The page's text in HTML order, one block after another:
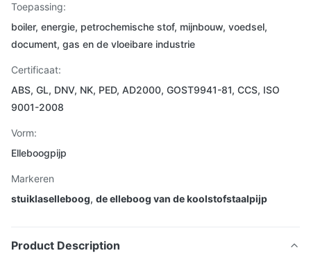
Toepassing:
boiler, energie, petrochemische stof, mijnbouw, voedsel,
document, gas en de vloeibare industrie
Certificaat:
ABS, GL, DNV, NK, PED, AD2000, GOST9941-81, CCS, ISO
9001-2008
Vorm:
Elleboogpijp
Markeren
stuiklaselleboog, de elleboog van de koolstofstaalpijp
Product Description